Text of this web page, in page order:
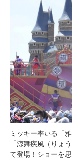
ミッキー率いる「
「涼舞疾風（りょ
て登場！ショーを